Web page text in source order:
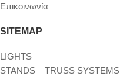
Επικοινωνία
SITEMAP
LIGHTS
STANDS – TRUSS SYSTEMS